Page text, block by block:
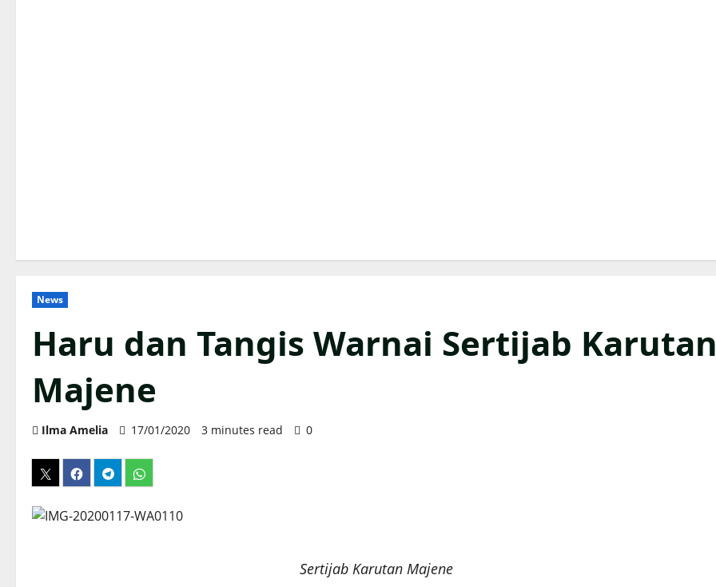
News
Haru dan Tangis Warnai Sertijab
Majene
Ilma Amelia 17/01/2020 3 minutes read 0
Sertijab Karutan Majene